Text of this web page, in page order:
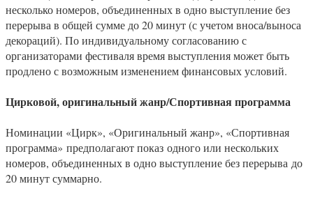
несколько номеров, объединенных в одно выступление без
перерыва в общей сумме до 20 минут (с учетом вноса/выноса
декораций). По индивидуальному согласованию с
организаторами фестиваля время выступления может быть
продлено с возможным изменением финансовых условий.
Цирковой, оригинальный жанр/Спортивная программа
Номинации «Цирк», «Оригинальный жанр», «Спортивная
программа» предполагают показ одного или нескольких
номеров, объединенных в одно выступление без перерыва до
20 минут суммарно.